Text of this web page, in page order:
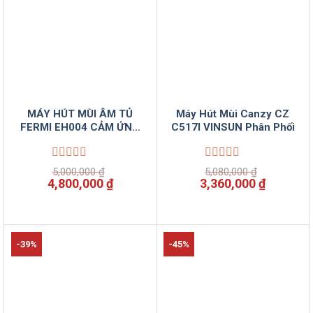
MÁY HÚT MÙI ÂM TỦ
FERMI EH004 CẢM ỨNG
Được
xếp
hạng
sao
5,000,000₫
Giá
gốc
4,800,000₫Giá
hiện
4,800,000 ₫.
Máy Hút Mùi Canzy CZ
C517I VINSUN Phân Phối
Được
xếp
hạng
sao
5,080,000₫
Giá
gốc
3,360,000₫Giá
-39% -45%